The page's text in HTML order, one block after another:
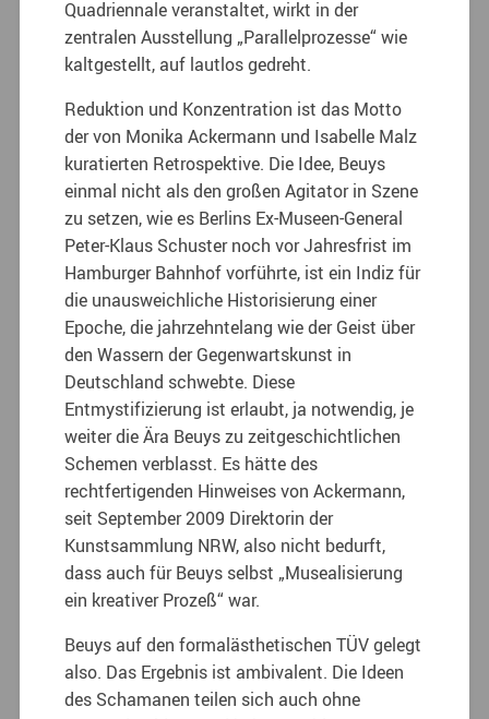
Quadriennale veranstaltet, wirkt in der
zentralen Ausstellung „Parallelprozesse“ wie
kaltgestellt, auf lautlos gedreht.
Reduktion und Konzentration ist das Motto
der von Monika Ackermann und Isabelle Malz
kuratierten Retrospektive. Die Idee, Beuys
einmal nicht als den großen Agitator in Szene
zu setzen, wie es Berlins Ex-Museen-General
Peter-Klaus Schuster noch vor Jahresfrist im
Hamburger Bahnhof vorführte, ist ein Indiz für
die unausweichliche Historisierung einer
Epoche, die jahrzehntelang wie der Geist über
den Wassern der Gegenwartskunst in
Deutschland schwebte. Diese
Entmystifizierung ist erlaubt, ja notwendig, je
weiter die Ära Beuys zu zeitgeschichtlichen
Schemen verblasst. Es hätte des
rechtfertigenden Hinweises von Ackermann,
seit September 2009 Direktorin der
Kunstsammlung NRW, also nicht bedurft,
dass auch für Beuys selbst „Musealisierung
ein kreativer Prozeß“ war.
Beuys auf den formalästhetischen TÜV gelegt
also. Das Ergebnis ist ambivalent. Die Ideen
des Schamanen teilen sich auch ohne